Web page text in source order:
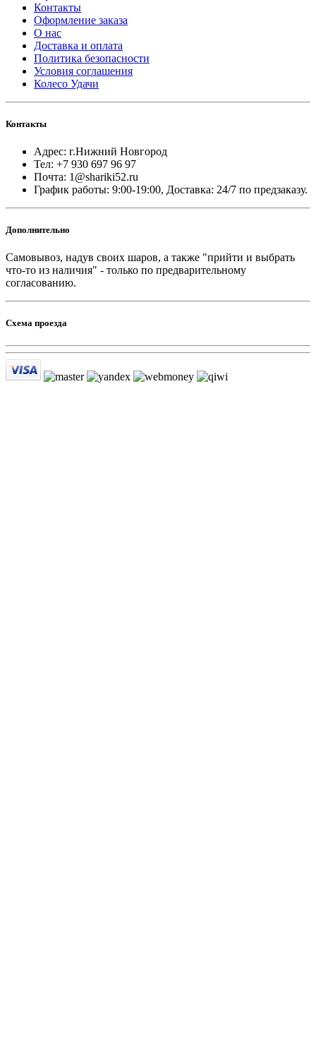
Контакты
Оформление заказа
О нас
Доставка и оплата
Политика безопасности
Условия соглашения
Колесо Удачи
Контакты
Адрес: г.Нижний Новгород
Тел: +7 930 697 96 97
Почта: 1@shariki52.ru
График работы: 9:00-19:00, Доставка: 24/7 по предзаказу.
Дополнительно
Самовывоз, надув своих шаров, а также "прийти и выбрать
что-то из наличия" - только по предварительному
согласованию.
Схема проезда